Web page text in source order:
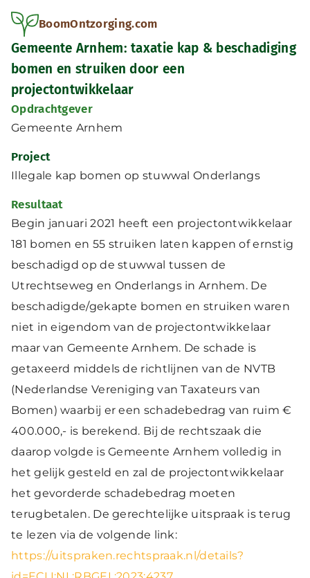
BoomOntzorging.com
Gemeente Arnhem: taxatie kap & beschadiging
bomen en struiken door een
projectontwikkelaar
Opdrachtgever
Gemeente Arnhem
Project
Illegale kap bomen op stuwwal Onderlangs
Resultaat
Begin januari 2021 heeft een projectontwikkelaar
181 bomen en 55 struiken laten kappen of ernstig
beschadigd op de stuwwal tussen de
Utrechtseweg en Onderlangs in Arnhem. De
beschadigde/gekapte bomen en struiken waren
niet in eigendom van de projectontwikkelaar
maar van Gemeente Arnhem. De schade is
getaxeerd middels de richtlijnen van de NVTB
(Nederlandse Vereniging van Taxateurs van
Bomen) waarbij er een schadebedrag van ruim €
400.000,- is berekend. Bij de rechtszaak die
daarop volgde is Gemeente Arnhem volledig in
het gelijk gesteld en zal de projectontwikkelaar
het gevorderde schadebedrag moeten
terugbetalen. De gerechtelijke uitspraak is terug
te lezen via de volgende link:
https://uitspraken.rechtspraak.nl/details?